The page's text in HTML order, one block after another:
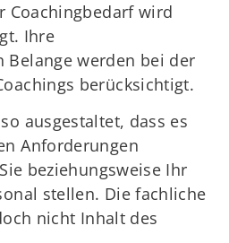
Coachingbedarf wird
Ihre
Belange werden bei der
berücksichtigt.
ausgestaltet, dass es
Anforderungen
beziehungsweise Ihr
stellen. Die fachliche
nicht Inhalt des